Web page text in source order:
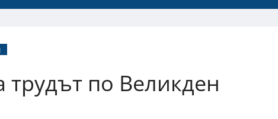
по Великден